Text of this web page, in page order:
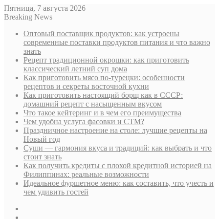
Пятница, 7 августа 2026
Breaking News
Оптовый поставщик продуктов: как устроены
современные поставки продуктов питания и что важно
знать
Рецепт традиционной окрошки: как приготовить
классический летний суп дома
Как приготовить мясо по-турецки: особенности
рецептов и секреты восточной кухни
Как приготовить настоящий борщ как в СССР:
домашний рецепт с насыщенным вкусом
Что такое кейтеринг и в чем его преимущества
Чем удобна услуга фасовки и СТМ?
Праздничное настроение на столе: лучшие рецепты на
Новый год
Суши — гармония вкуса и традиций: как выбрать и что
стоит знать
Как получить кредиты с плохой кредитной историей на
Филиппинах: реальные возможности
Идеальное фуршетное меню: как составить, что учесть и
чем удивить гостей